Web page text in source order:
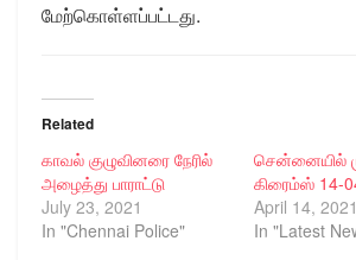
மேற்கொள்ளப்பட்டது.
Related
காவல் குழுவினரை நேரில்
அழைத்து பாராட்டு
July 23, 2021
In "Chennai Police"
சென்னையில்
கிரைம்ஸ் 14-
April 14, 2021
In "Latest